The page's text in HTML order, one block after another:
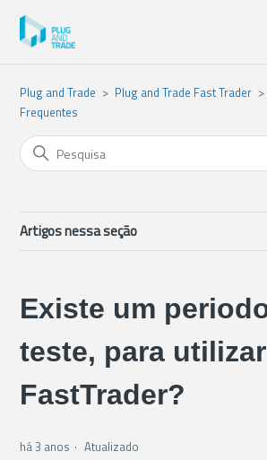
Plug and Trade Plug and Trade Fast Trader
Frequentes
Artigos nessa seção
Existe um
teste, para
FastTrader?
há 3 anos Atualizado